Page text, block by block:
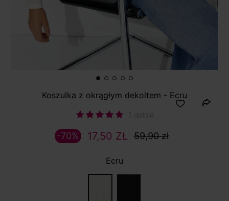
Koszulka z okrągłym dekoltem - Ecru
17,50 ZŁ 59,90 zł
-70%
Ecru